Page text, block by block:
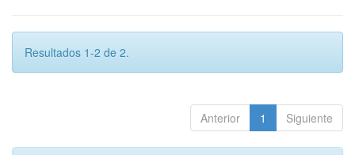
Resultados 1-2 de 2.
Anterior 1 Siguiente